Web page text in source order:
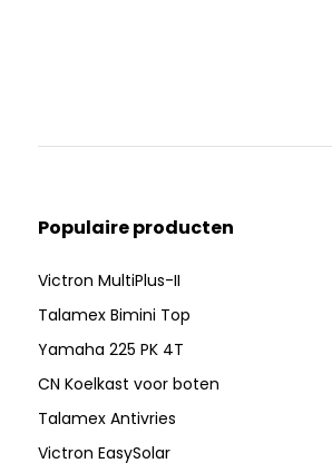
Populaire producten
Victron MultiPlus-II
Talamex Bimini Top
Yamaha 225 PK 4T
CN Koelkast voor boten
Talamex Antivries
Victron EasySolar